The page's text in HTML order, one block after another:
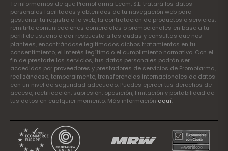
Te informamos de que PromoFarma Ecom, S.L. tratará los datos
personales facilitados y obtenidos de tu navegación web para
gestionar tu registro a la web, la contratación de productos o servicios,
remitirte comunicaciones comerciales o promocionales en base a tu
perfil de usuario o dar respuesta a las dudas y consultas que nos
plantees, encontrándose legitimados dichos tratamientos en tu
consentimiento, el interés legítimo o el cumplimiento normativo. Con el
fin de prestarte los servicios, tus datos personales podrán ser
accedidos por proveedores y prestadores de servicios de Promofarma,
realizándose, temporalmente, transferencias internacionales de datos
con un nivel de seguridad adecuado. Puedes ejercer tus derechos de
acceso, rectificación, supresión, oposición, limitación y portabilidad de
tus datos en cualquier momento. Más información aquí.